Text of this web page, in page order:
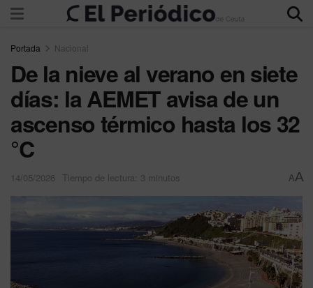
Portada Nacional
De la nieve al verano en siete
días: la AEMET avisa de un
ascenso térmico hasta los 32
°C
14/05/2026 Tiempo de lectura: 3 minutos AA